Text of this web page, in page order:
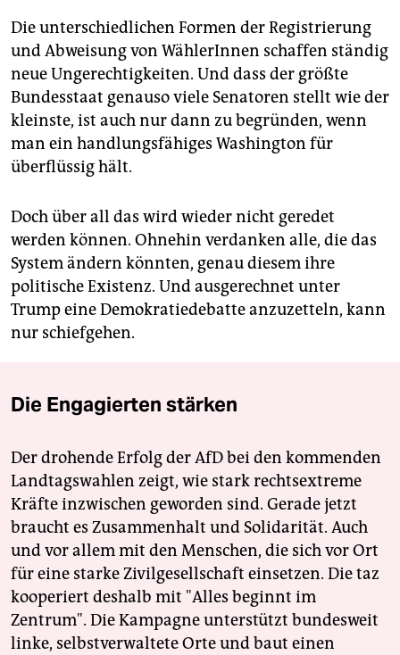
Die unterschiedlichen Formen der Registrierung
und Abweisung von WählerInnen schaffen ständig
neue Ungerechtigkeiten. Und dass der größte
Bundesstaat genauso viele Senatoren stellt wie der
kleinste, ist auch nur dann zu begründen, wenn
man ein handlungsfähiges Washington für
überflüssig hält.
Doch über all das wird wieder nicht geredet
werden können. Ohnehin verdanken alle, die das
System ändern könnten, genau diesem ihre
politische Existenz. Und ausgerechnet unter
Trump eine Demokratiedebatte anzuzetteln, kann
nur schiefgehen.
Die Engagierten stärken
Der drohende Erfolg der AfD bei den kommenden
Landtagswahlen zeigt, wie stark rechtsextreme
Kräfte inzwischen geworden sind. Gerade jetzt
braucht es Zusammenhalt und Solidarität. Auch
und vor allem mit den Menschen, die sich vor Ort
für eine starke Zivilgesellschaft einsetzen. Die taz
kooperiert deshalb mit "Alles beginnt im
Zentrum". Die Kampagne unterstützt bundesweit
linke, selbstverwaltete Orte und baut einen